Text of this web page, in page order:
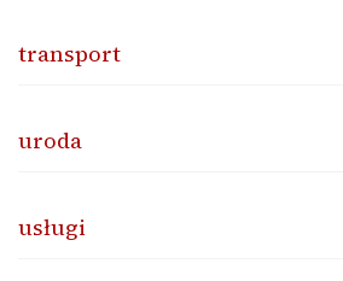
transport
uroda
usługi